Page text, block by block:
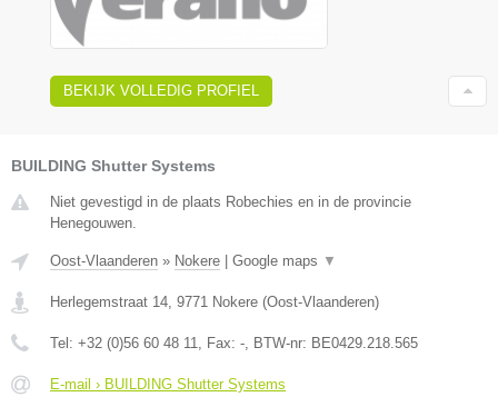
BEKIJK VOLLEDIG PROFIEL
BUILDING Shutter Systems
Niet gevestigd in de plaats Robechies en in de provincie
Henegouwen.
Oost-Vlaanderen » Nokere Google maps ▼
Herlegemstraat 14 9771 Nokere (Oost-Vlaanderen)
Tel: +32 (0)56 60 48 11 , Fax: - , BTW-nr: BE0429.218.565
E-mail › BUILDING Shutter Systems